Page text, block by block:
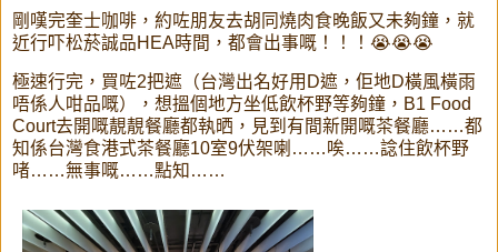
剛嘆完奎士咖啡，約咗朋友去胡同燒肉食晚飯又未夠鐘，就
近行吓松菸誠品HEA時間，都會出事嘅！！！😭😭😭
極速行完，買咗2把遮（台灣出名好用D遮，佢地D橫風橫雨
唔係人咁品嘅），想搵個地方坐低飲杯野等夠鐘，B1 Food
Court去開嘅靚靚餐廳都執晒，見到有間新開嘅茶餐廳……都
知係台灣食港式茶餐廳10室9伏架喇……唉……諗住飲杯野
啫……無事嘅……點知……